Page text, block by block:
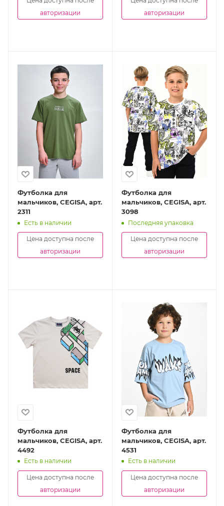
авторизации
авторизации
Футболка для
мальчиков, CEGISA, арт.
2311
Есть в наличии
Цена доступна после
авторизации
Футболка для
мальчиков, CEGISA, арт.
3098
Последняя упаковка
Цена доступна после
авторизации
Футболка для
мальчиков, CEGISA, арт.
4492
Есть в наличии
Цена доступна после
авторизации
Футболка для
мальчиков, CEGISA, арт.
4531
Есть в наличии
Цена доступна после
авторизации